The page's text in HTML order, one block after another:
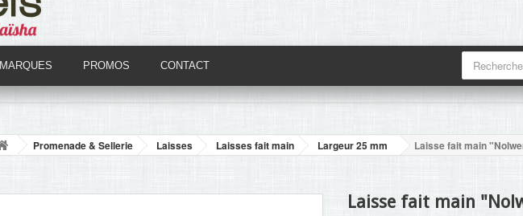
MARQUES PROMOS CONTACT
Promenade & Sellerie Laisses Laisses fait main Largeur 25 mm Laisse fait main
Laisse fait main